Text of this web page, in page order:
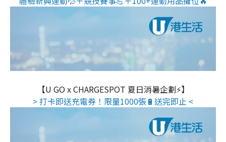
【U GO x CHARGESPOT 夏日消暑企劃⚡】
> 打卡即送充電券！限量1000張🔋送完即止 <